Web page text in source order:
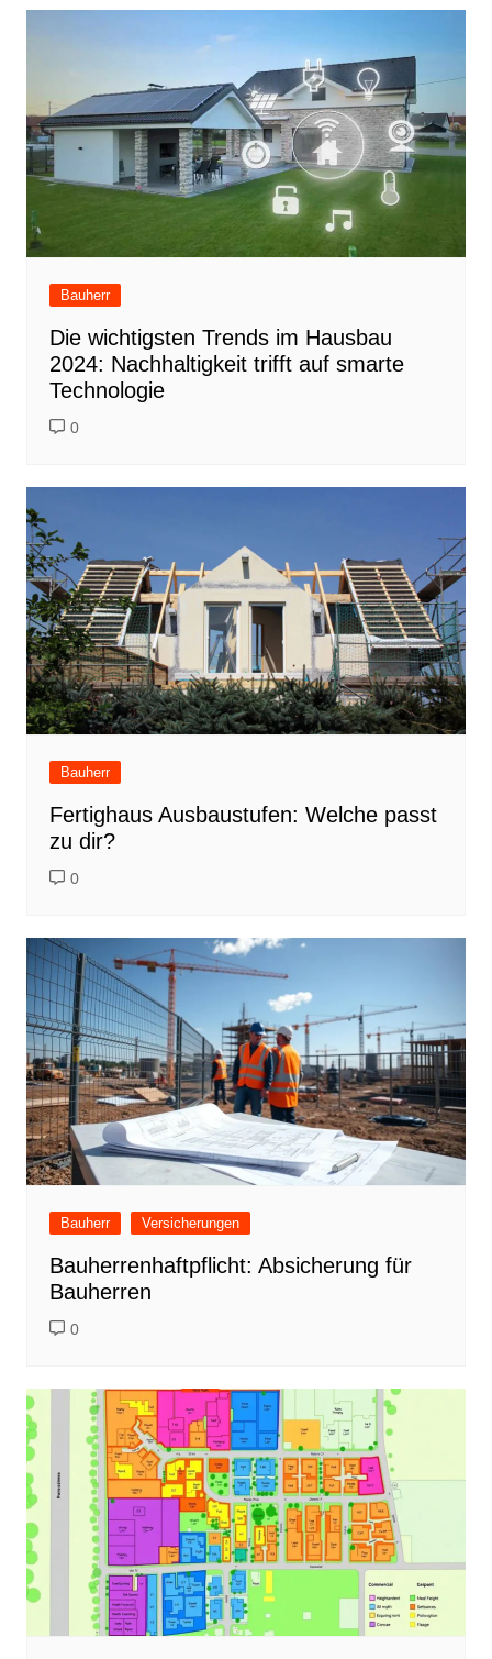
Bauherr
Die wichtigsten Trends im Hausbau
2024: Nachhaltigkeit trifft auf smarte
Technologie
0
Bauherr
Fertighaus Ausbaustufen: Welche passt
zu dir?
0
Bauherr Versicherungen
Bauherrenhaftpflicht: Absicherung für
Bauherren
0